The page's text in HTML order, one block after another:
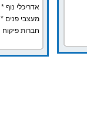
אדריכלי נוף *
מעצבי פנים *
חברות פיקוח